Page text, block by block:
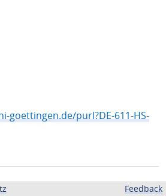
goettingen.de/purl?DE-611-HS-
Feedback